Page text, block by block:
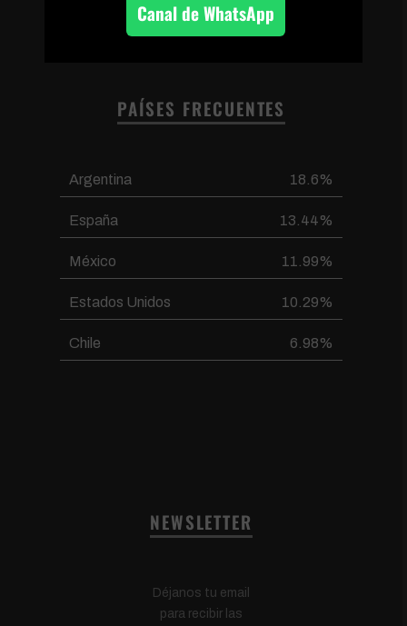
canal de WhatsApp
PAÍSES FRECUENTES
Argentina 18.6%
España 13.44%
México 11.99%
Estados Unidos 10.29%
Chile 6.98%
NEWSLETTER
Déjanos tu email
para recibir las
Canal de WhatsApp